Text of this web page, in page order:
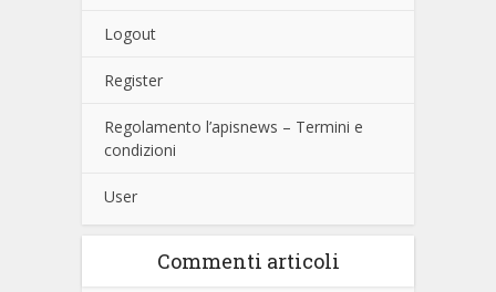
Logout
Register
Regolamento l’apisnews – Termini e
condizioni
User
Commenti articoli